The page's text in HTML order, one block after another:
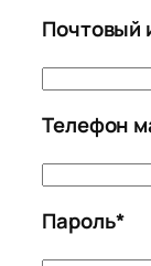
Почтовый
Почтовый
/
ZIP*
Телефон
Телефон
Пароль*